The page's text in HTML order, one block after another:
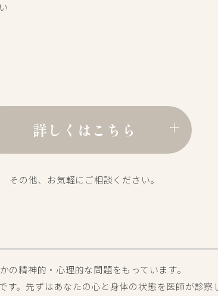
詳しくはこちら
その他、お気軽にご相談ください。
精神的・心理的な問題をもっています。
。先ずはあなたの心と身体の状態を医師が診察